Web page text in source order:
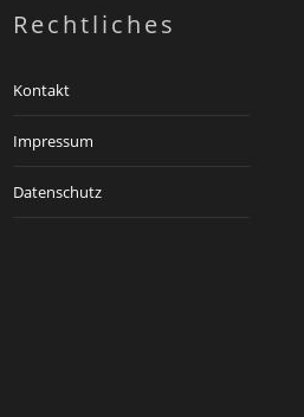
Rechtliches
Kontakt
Impressum
Datenschutz